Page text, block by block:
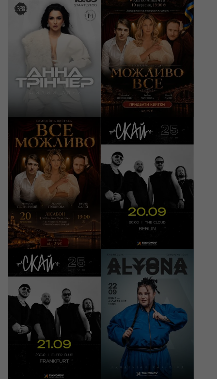
Анна Трінчер / Anna
Trincher
London, Studio 338
57.42 - 83.22 GBP
Театральна вистава
«Все Можливо»
Porto, Auditório Francisco
de Assis
25 - 35 EUR
20/09/2026 19:00
Театральна вистава
«Все Можливо»
Lisboa, MERA - Event
Venue Lisbon
25 - 40 EUR
20/09/202620:00
СКАЙ. 25 років на
сцені
Berlin, Club The Cloud
35 - 39 EUR
21/09/202620:00
СКАЙ. 25 років на
сцені
Frankfurt am Main, Elfer
Club
35 - 39 EUR
22/09/202620:00
ALYONA ALYONA -
European Tour
Roma, Alcazar Live
35 - 39 EUR